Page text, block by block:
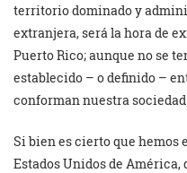
territorio dominado y
extranjera, será la hora de
Puerto Rico; aunque no se
establecido – o definido –
conforman nuestra
Si bien es cierto que hemos
Estados Unidos de América,